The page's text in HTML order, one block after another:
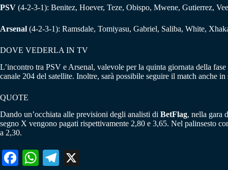
PSV (4-2-3-1): Benitez, Hoever, Teze, Obispo, Mwene, Gutierrez,
Arsenal (4-2-3-1): Ramsdale, Tomiyasu, Gabriel, Saliba, White,
DOVE VEDERLA IN TV
L’incontro tra PSV e Arsenal, valevole per la quinta giornata della
canale 204 del satellite. Inoltre, sarà possibile seguire il match anche
QUOTE
Dando un’occhiata alle previsioni degli analisti di BetFlag, nella gara
segno X vengono pagati rispettivamente 2,80 e 3,65. Nel palinsesto
a 2,30.
Fa W
Te